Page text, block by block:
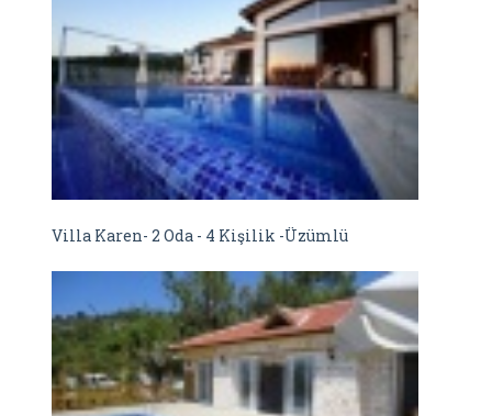
Villa Karen- 2 Oda - 4 Kişilik -Üzümlü